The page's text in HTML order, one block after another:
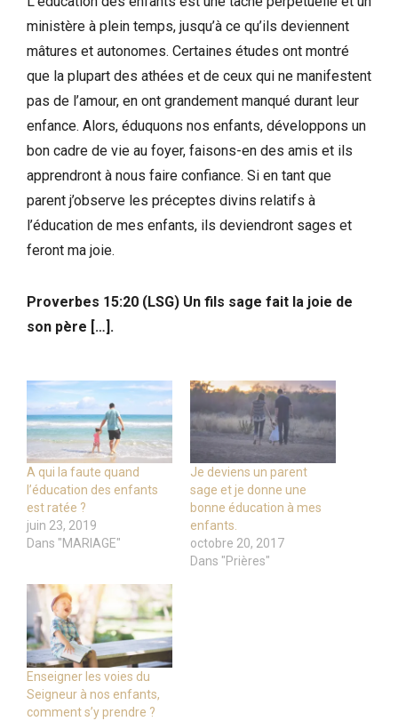
ministère à plein temps, jusqu’à ce qu’ils deviennent
mâtures et autonomes. Certaines études ont montré
que la plupart des athées et de ceux qui ne manifestent
pas de l’amour, en ont grandement manqué durant leur
enfance. Alors, éduquons nos enfants, développons un
bon cadre de vie au foyer, faisons-en des amis et ils
apprendront à nous faire confiance. Si en tant que
parent j’observe les préceptes divins relatifs à
l’éducation de mes enfants, ils deviendront sages et
feront ma joie.
Proverbes 15:20 (LSG) Un fils sage fait la joie de
son père […].
A qui la faute quand
l’éducation des enfants
est ratée ?
juin 23, 2019
Dans "MARIAGE"
Je deviens un parent
sage et je donne une
bonne éducation à mes
enfants.
octobre 20, 2017
Dans "Prières"
Enseigner les voies du
Seigneur à nos enfants,
comment s’y prendre ?